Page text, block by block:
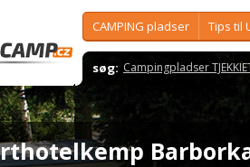
CAMPING pladser Tips til
søg: Campingpladser